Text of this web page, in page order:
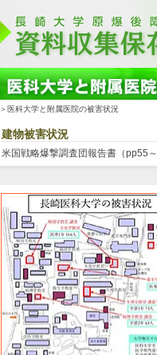
＞医科大学と附属医院の被害状況
建物被害状況
米国戦略爆撃調査団報告書（pp55